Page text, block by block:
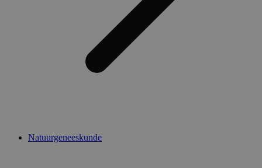
Natuurgeneeskunde